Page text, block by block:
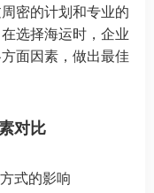
密的计划和专业的
选择海运时，企业
面因素，做出最佳
对比
式的影响